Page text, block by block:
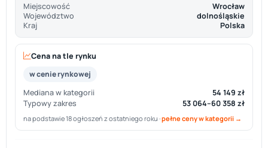
Miejscowość
Wrocław
Województwo
dolnośląskie
Kraj
Polska
Cena na tle rynku
w cenie rynkowej
Mediana w kategorii
54 149 zł
Typowy zakres
53 064–60 358 zł
na podstawie 18 ogłoszeń z ostatniego roku ·pełne ceny w kategorii →